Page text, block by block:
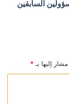
السابقين
إليها بـ *